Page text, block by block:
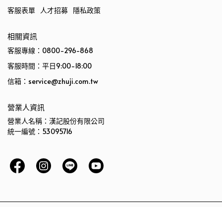
客服表單 人才招募 隱私政策
相關資訊
客服專線：0800-296-868
客服時間：平日9:00-18:00
信箱：service@zhuji.com.tw
營業人資訊
營業人名稱：漢記股份有限公司
統一編號：53095716